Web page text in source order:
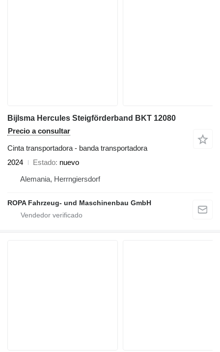
Bijlsma Hercules Steigförderband BKT 12080
Precio a consultar
Cinta transportadora - banda transportadora
2024
Estado nuevo
Alemania, Herrngiersdorf
ROPA Fahrzeug- und Maschinenbau GmbH